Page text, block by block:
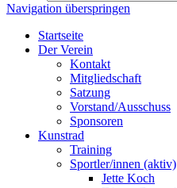
Navigation überspringen
Startseite
Der Verein
Kontakt
Mitgliedschaft
Satzung
Vorstand/Ausschuss
Sponsoren
Kunstrad
Training
Sportler/innen (aktiv)
Jette Koch